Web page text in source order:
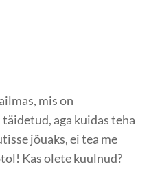
mis on
aga kuidas teha
jõuaks, ei tea me
Kas olete kuulnud?